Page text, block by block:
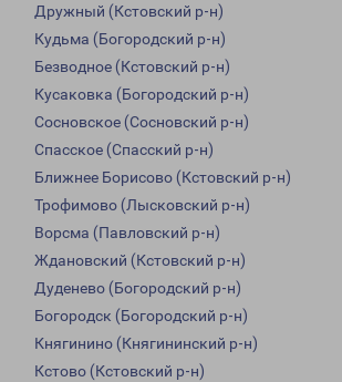
Дружный (Кстовский р-н)
Кудьма (Богородский р-н)
Безводное (Кстовский р-н)
Кусаковка (Богородский р-н)
Сосновское (Сосновский р-н)
Спасское (Спасский р-н)
Ближнее Борисово (Кстовский р-н)
Трофимово (Лысковский р-н)
Ворсма (Павловский р-н)
Ждановский (Кстовский р-н)
Дуденево (Богородский р-н)
Богородск (Богородский р-н)
Княгинино (Княгининский р-н)
Кстово (Кстовский р-н)